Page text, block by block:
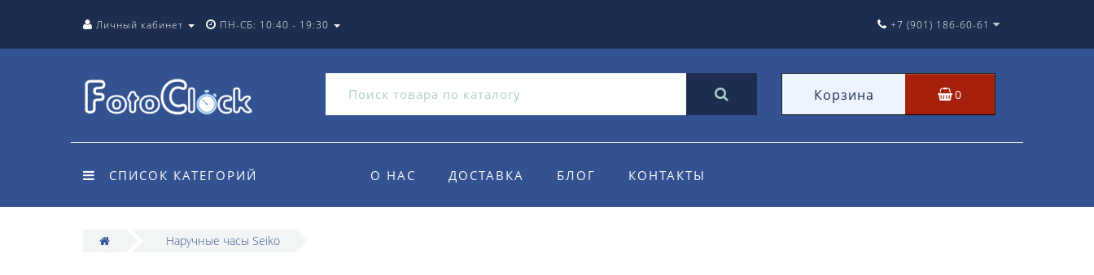
Личный кабинет ПН-СБ: 10:40 - 19:30 +7 (901) 186-60-61
Корзина 0
СПИСОК КАТЕГОРИЙ О НАС ДОСТАВКА БЛОГ КОНТАКТЫ
Наручные часы Seiko